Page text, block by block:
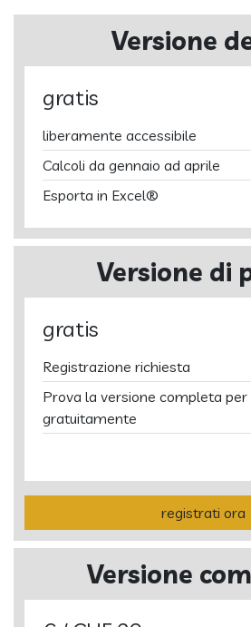
Versione
gratis
liberamente accessibile
Calcoli da gennaio ad aprile
Esporta in Excel®
Versione di
gratis
Registrazione richiesta
Prova la versione completa per
gratuitamente
registrati ora
Versione